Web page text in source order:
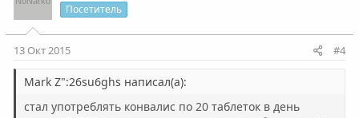
т
н
ы
т
ы
Посетитель
13 Окт 2015 #4
Mark Z":26su6ghs написал(а):
стал употреблять конвалис по 20 таблеток в день